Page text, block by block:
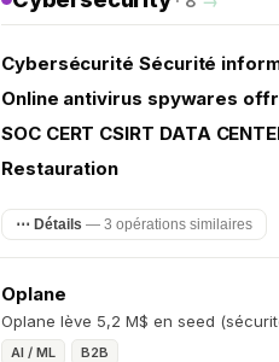
Cybersécurité Sécurité
Online antivirus spywares
SOC CERT CSIRT DATA
Restauration
⋯ Détails — 3 opérations similaires
Oplane
Oplane lève 5,2 M$ en seed
AI / ML B2B